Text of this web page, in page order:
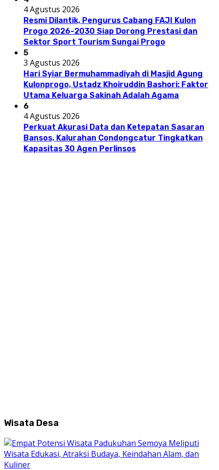
4 Agustus 2026
Resmi Dilantik, Pengurus Cabang FAJI Kulon
Progo 2026-2030 Siap Dorong Prestasi dan
Sektor Sport Tourism Sungai Progo
5
3 Agustus 2026
Hari Syiar Bermuhammadiyah di Masjid Agung
Kulonprogo, Ustadz Khoiruddin Bashori: Faktor
Utama Keluarga Sakinah Adalah Agama
6
4 Agustus 2026
Perkuat Akurasi Data dan Ketepatan Sasaran
Bansos, Kalurahan Condongcatur Tingkatkan
Kapasitas 30 Agen Perlinsos
Wisata Desa